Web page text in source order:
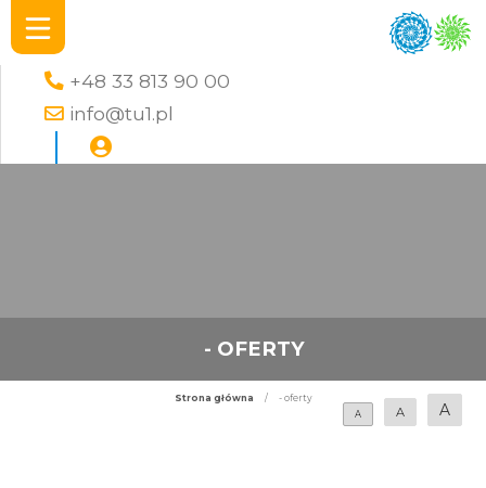
+48 33 813 90 00
info@tu1.pl
- OFERTY
Strona główna /
- oferty
A
A A